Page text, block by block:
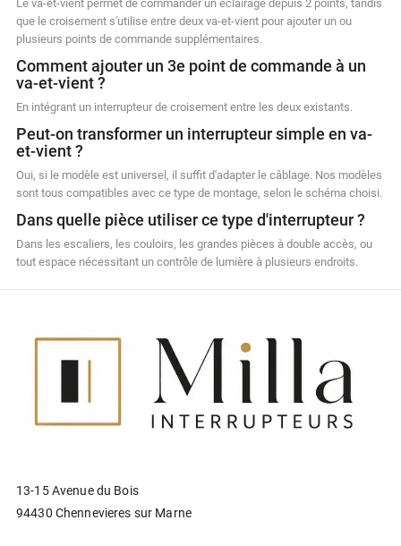
Le va-et-vient permet de commander un éclairage depuis 2 points, tandis
que le croisement s'utilise entre deux va-et-vient pour ajouter un ou
plusieurs points de commande supplémentaires.
Comment ajouter un 3e point de commande à un
va-et-vient ?
En intégrant un interrupteur de croisement entre les deux existants.
Peut-on transformer un interrupteur simple en va-
et-vient ?
Oui, si le modèle est universel, il suffit d'adapter le câblage. Nos modèles
sont tous compatibles avec ce type de montage, selon le schéma choisi.
Dans quelle pièce utiliser ce type d'interrupteur ?
Dans les escaliers, les couloirs, les grandes pièces à double accès, ou
tout espace nécessitant un contrôle de lumière à plusieurs endroits.
13-15 Avenue du Bois
94430 Chennevieres sur Marne